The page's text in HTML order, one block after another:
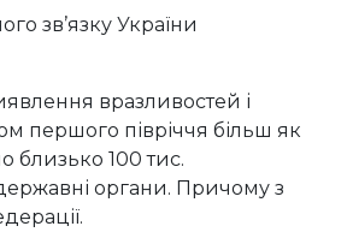
зв’язку України
вразливостей і
першого півріччя більш як
близько 100 тис.
органи. Причому з